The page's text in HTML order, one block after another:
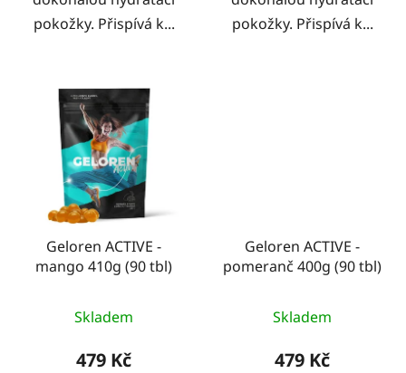
pokožky. Přispívá k...
pokožky. Přispívá k...
Geloren ACTIVE -
mango 410g (90 tbl)
Skladem
479 Kč
Geloren ACTIVE -
pomeranč 400g (90 tbl)
hodnocení
produktu
Skladem
479 Kč